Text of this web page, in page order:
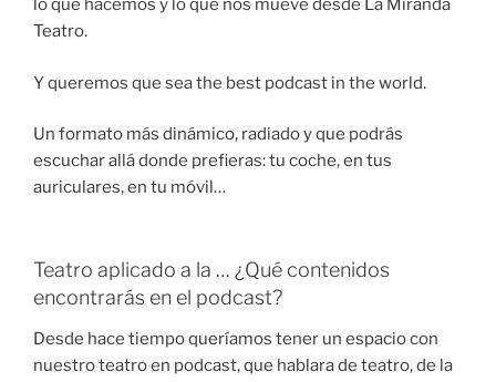
lo que hacemos y lo que nos mueve desde La Miranda
Teatro.
Y queremos que sea the best podcast in the world.
Un formato más dinámico, radiado y que podrás
escuchar allá donde prefieras: tu coche, en tus
auriculares, en tu móvil…
Teatro aplicado a la … ¿Qué contenidos
encontrarás en el podcast?
Desde hace tiempo queríamos tener un espacio con
nuestro teatro en podcast, que hablara de teatro, de la